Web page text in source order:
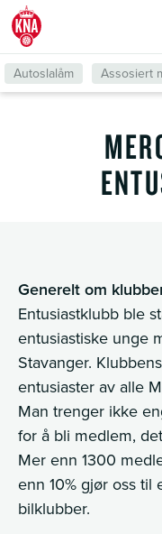
Till
forsiden
Autoslalåm Assosiert
Generelt om
Entusiastklubb ble
entusiastiske unge
Stavanger.
entusiaster av alle
Man trenger ikke
for å bli medlem,
Mer enn 1300
enn 10% gjør oss til
bilklubber.